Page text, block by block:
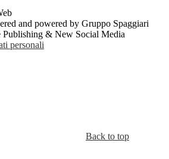
and powered by Gruppo Spaggiari
& New Social Media
personali
Back to top